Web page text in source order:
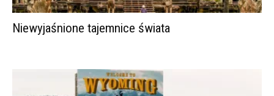
Niewyjaśnione tajemnice świata